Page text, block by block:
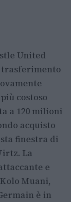
United
trasferimento
costoso
a 120 milioni
acquisto
finestra di
La
e
Muani,
è in